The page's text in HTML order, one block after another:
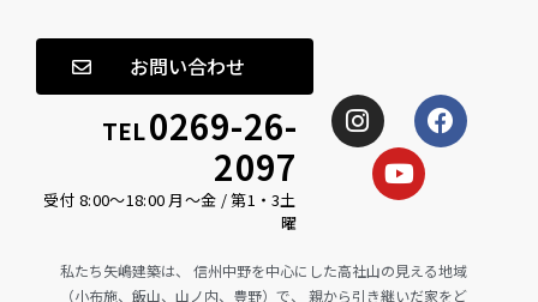
お問い合わせ
TEL0269-26-
2097
受付 8:00〜18:00 月〜金 / 第1・3土
曜
私たち矢嶋建築は、 信州中野を中心にした高社山の見える地域
（小布施、飯山、山ノ内、豊野）で、 親から引き継いだ家をど